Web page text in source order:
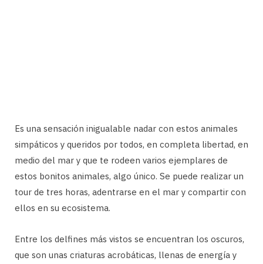
Es una sensación inigualable nadar con estos animales
simpáticos y queridos por todos, en completa libertad, en
medio del mar y que te rodeen varios ejemplares de
estos bonitos animales, algo único. Se puede realizar un
tour de tres horas, adentrarse en el mar y compartir con
ellos en su ecosistema.
Entre los delfines más vistos se encuentran los oscuros,
que son unas criaturas acrobáticas, llenas de energía y